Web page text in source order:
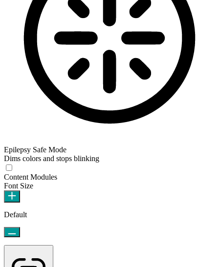
Epilepsy Safe Mode
Dims colors and stops blinking
Content Modules
Font Size
Default